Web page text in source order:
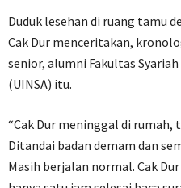
Duduk lesehan di ruang tamu
Cak Dur menceritakan,
senior, alumni Fakultas
(UINSA) itu.
“Cak Dur meninggal di
Ditandai badan demam dan
Masih berjalan normal. Cak